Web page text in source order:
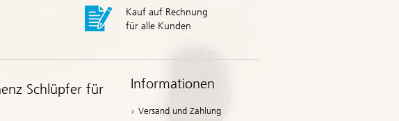
Kauf auf Rechnung
für alle Kunden
Schlüpfer für
Informationen
Versand und Zahlung